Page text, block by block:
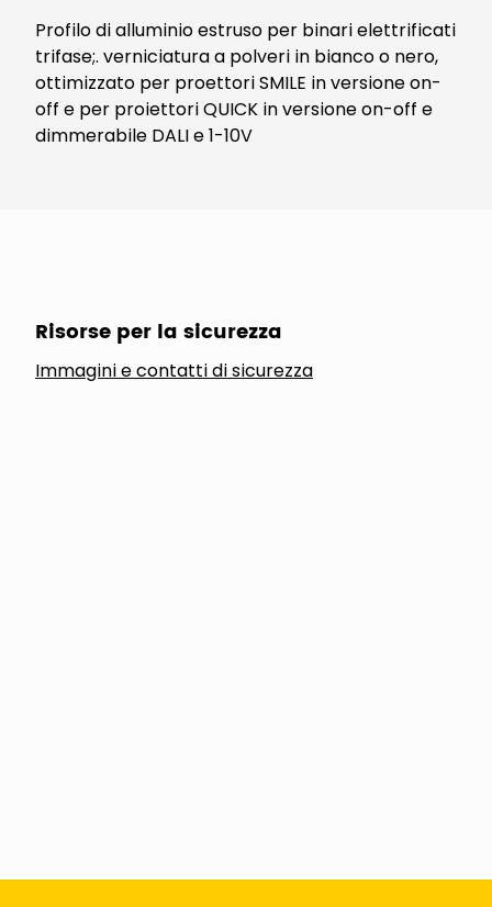
Profilo di alluminio estruso per binari elettrificati
trifase;. verniciatura a polveri in bianco o nero,
ottimizzato per proettori SMILE in versione on-
off e per proiettori QUICK in versione on-off e
dimmerabile DALI e 1-10V
Risorse per la sicurezza
Immagini e contatti di sicurezza